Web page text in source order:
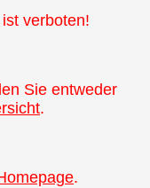
verboten!
Sie entweder
.
.